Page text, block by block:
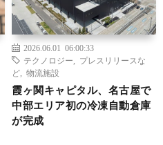
2026.06.01 06:00:33
テクノロジー
プレスリリースな
ど
物流施設
霞ヶ関キャピタル、名古屋で
中部エリア初の冷凍自動倉庫
が完成